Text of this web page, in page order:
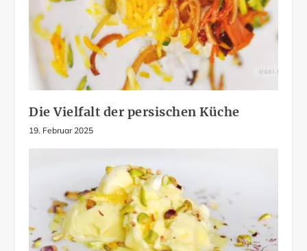
Die Vielfalt der persischen Küche
19. Februar 2025